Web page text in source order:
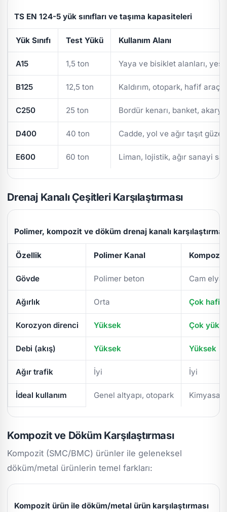
TS EN 124-5 yük sınıfları ve taşıma kapasiteleri
Yük Sınıfı Test Yükü Kullanım Alanı
A15 1,5 ton Yaya ve bisiklet alanları,
B125 12,5 ton Kaldırım, otopark, hafif araç
C250 25 ton Bordür kenarı, banket,
D400 40 ton Cadde, yol ve ağır taşıt
E600 60 ton Liman, lojistik, ağır sanayi
Drenaj Kanalı Çeşitleri Karşılaştırması
Polimer, kompozit ve döküm drenaj kanalı
Özellik Polimer Kanal Kompozit
Gövde Polimer beton Cam
Ağırlık Orta Çok hafif
Korozyon direnci Yüksek Çok
Debi (akış) Yüksek Yüksek
Ağır trafik İyi İyi
İdeal kullanım Genel altyapı, otopark
Kompozit ve Döküm Karşılaştırması
Kompozit (SMC/BMC) ürünler ile geleneksel
döküm/metal ürünlerin temel farkları:
Kompozit ürün ile döküm/metal ürün karşılaştırması